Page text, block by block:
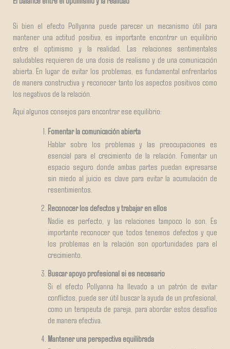
Si bien el efecto Pollyanna puede parecer un mecanismo útil para
mantener una actitud positiva, es importante encontrar un equilibrio
entre el optimismo y la realidad. Las relaciones sentimentales
saludables requieren de una dosis de realismo y de una comunicación
abierta. En lugar de evitar los problemas, es fundamental enfrentarlos
de manera constructiva y reconocer tanto los aspectos positivos como
los negativos de la relación.
Aquí algunos consejos para encontrar ese equilibrio:
Fomentar la comunicación abierta
Hablar sobre los problemas y las preocupaciones es
esencial para el crecimiento de la relación. Fomentar un
espacio seguro donde ambas partes puedan expresarse
sin miedo al juicio es clave para evitar la acumulación de
resentimientos.
Reconocer los defectos y trabajar en ellos
Nadie es perfecto, y las relaciones tampoco lo son. Es
importante reconocer que todos tenemos defectos y que
los problemas en la relación son oportunidades para el
crecimiento.
Buscar apoyo profesional si es necesario
Si el efecto Pollyanna ha llevado a un patrón de evitar
conflictos, puede ser útil buscar la ayuda de un profesional,
como un terapeuta de pareja, para abordar estos desafíos
de manera efectiva.
Mantener una perspectiva equilibrada